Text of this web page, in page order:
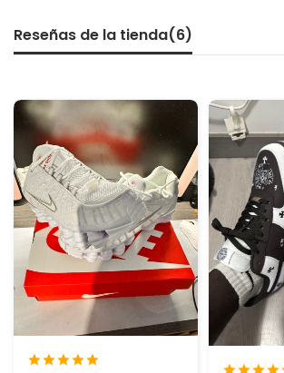
Reseñas de la tienda(6)